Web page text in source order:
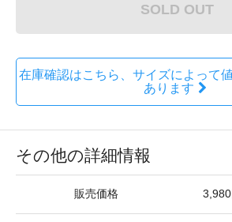
SOLD OUT
在庫確認はこちら、サイズによって
あります
その他の詳細情報
販売価格